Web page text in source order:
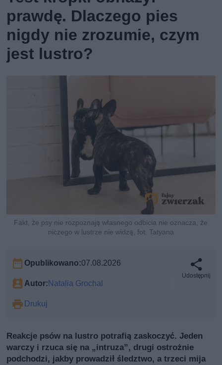
prawdę. Dlaczego pies
nigdy nie zrozumie, czym
jest lustro?
Fakt, że psy nie rozpoznają własnego odbicia nie oznacza, że
niczego w lustrze nie widzą, fot. Tatyana
Opublikowano:07.08.2026
Autor: Natalia Grochal
Drukuj
Udostępnij
Reakcje psów na lustro potrafią zaskoczyć. Jeden
warczy i rzuca się na „intruzа”, drugi ostrożnie
podchodzi, jakby prowadził śledztwo, a trzeci mija